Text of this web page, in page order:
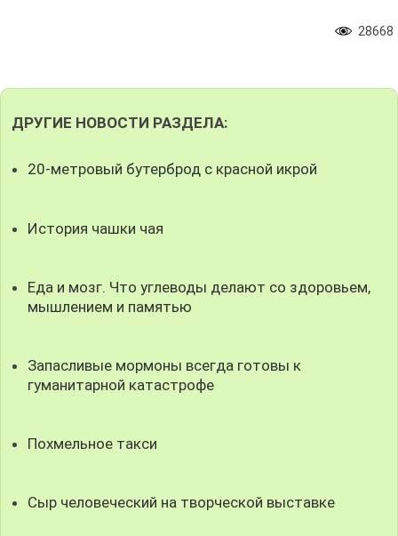
28668
ДРУГИЕ НОВОСТИ РАЗДЕЛА:
20-метровый бутерброд с красной икрой
История чашки чая
Еда и мозг. Что углеводы делают со здоровьем,
мышлением и памятью
Запасливые мормоны всегда готовы к
гуманитарной катастрофе
Похмельное такси
Сыр человеческий на творческой выставке